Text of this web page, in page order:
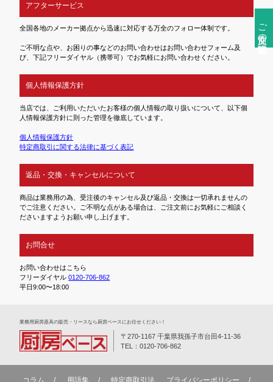
ご注文前の確認事項
アフターサービス
全国各地のメーカー拠点から迅速に対応する万全のフォロー体制です。
ご不明な点や、お困りの事などのお問い合わせはお問い合わせフォーム及
び、下記フリーダイヤル（携帯可）でお気軽にお問い合わせください。
個人情報保護方針
当店では、ご利用いただいたお客様の個人情報の取り扱いについて、以下個
人情報保護方針に則った管理を徹底しています。
個人情報保護方針
特定商取引に関する法律に基づく表記
返品・交換・キャンセルについて
商品は業務用の為、受注後のキャンセル及び返品・交換は一切承れませんの
でご注意ください。ご不明な点がある場合は、ご注文前にお気軽にご相談く
ださいますようお願い申し上げます。
お問合せ
お問い合わせはこちら
フリーダイヤル0120-706-862
平日9:00〜18:00
業務⽤厨房器具の販売・リースなら厨房ベースにお任せください！
〒270-1167 千葉県我孫子市台田4-11-36
TEL：0120-706-862
コラム 用語集 特定商取引法 プライバシーポリシー